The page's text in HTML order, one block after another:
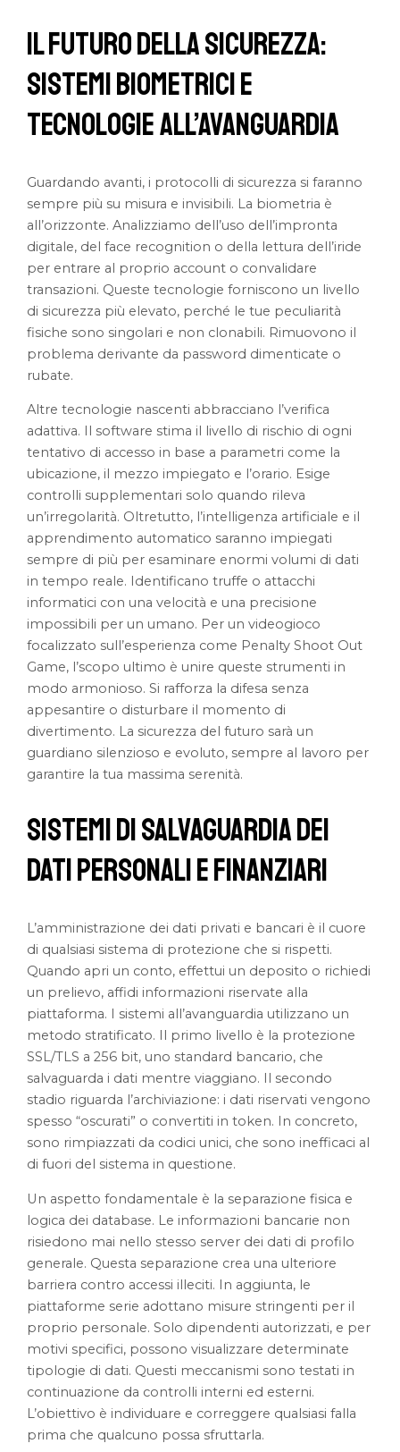
Il Futuro della Sicurezza:
Sistemi Biometrici e
Tecnologie All’Avanguardia
Guardando avanti, i protocolli di sicurezza si faranno
sempre più su misura e invisibili. La biometria è
all’orizzonte. Analizziamo dell’uso dell’impronta
digitale, del face recognition o della lettura dell’iride
per entrare al proprio account o convalidare
transazioni. Queste tecnologie forniscono un livello
di sicurezza più elevato, perché le tue peculiarità
fisiche sono singolari e non clonabili. Rimuovono il
problema derivante da password dimenticate o
rubate.
Altre tecnologie nascenti abbracciano l’verifica
adattiva. Il software stima il livello di rischio di ogni
tentativo di accesso in base a parametri come la
ubicazione, il mezzo impiegato e l’orario. Esige
controlli supplementari solo quando rileva
un’irregolarità. Oltretutto, l’intelligenza artificiale e il
apprendimento automatico saranno impiegati
sempre di più per esaminare enormi volumi di dati
in tempo reale. Identificano truffe o attacchi
informatici con una velocità e una precisione
impossibili per un umano. Per un videogioco
focalizzato sull’esperienza come Penalty Shoot Out
Game, l’scopo ultimo è unire queste strumenti in
modo armonioso. Si rafforza la difesa senza
appesantire o disturbare il momento di
divertimento. La sicurezza del futuro sarà un
guardiano silenzioso e evoluto, sempre al lavoro per
garantire la tua massima serenità.
Sistemi di Salvaguardia dei
Dati Personali e Finanziari
L’amministrazione dei dati privati e bancari è il cuore
di qualsiasi sistema di protezione che si rispetti.
Quando apri un conto, effettui un deposito o richiedi
un prelievo, affidi informazioni riservate alla
piattaforma. I sistemi all’avanguardia utilizzano un
metodo stratificato. Il primo livello è la protezione
SSL/TLS a 256 bit, uno standard bancario, che
salvaguarda i dati mentre viaggiano. Il secondo
stadio riguarda l’archiviazione: i dati riservati vengono
spesso “oscurati” o convertiti in token. In concreto,
sono rimpiazzati da codici unici, che sono inefficaci al
di fuori del sistema in questione.
Un aspetto fondamentale è la separazione fisica e
logica dei database. Le informazioni bancarie non
risiedono mai nello stesso server dei dati di profilo
generale. Questa separazione crea una ulteriore
barriera contro accessi illeciti. In aggiunta, le
piattaforme serie adottano misure stringenti per il
proprio personale. Solo dipendenti autorizzati, e per
motivi specifici, possono visualizzare determinate
tipologie di dati. Questi meccanismi sono testati in
continuazione da controlli interni ed esterni.
L’obiettivo è individuare e correggere qualsiasi falla
prima che qualcuno possa sfruttarla.